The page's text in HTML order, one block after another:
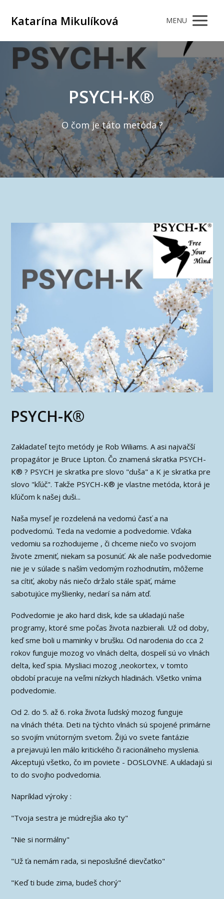
Katarína Mikulíková MENU
PSYCH-K®
O čom je táto metóda ?
PSYCH-K®
Zakladateľ tejto metódy je Rob Wiliams. A asi najväčší
propagátor je Bruce Lipton. Čo znamená skratka PSYCH-
K® ? PSYCH je skratka pre slovo "duša" a K je skratka pre
slovo "kľúč". Takže PSYCH-K® je vlastne metóda, ktorá je
kľúčom k našej duši...
Naša myseľ je rozdelená na vedomú časť a na
podvedomú. Teda na vedomie a podvedomie. Vďaka
vedomiu sa rozhodujeme , či chceme niečo vo svojom
živote zmeniť, niekam sa posunúť. Ak ale naše podvedomie
nie je v súlade s naším vedomým rozhodnutím, môžeme
sa cítiť, akoby nás niečo držalo stále späť, máme
sabotujúce myšlienky, nedarí sa nám atď.
Podvedomie je ako hard disk, kde sa ukladajú naše
programy, ktoré sme počas života nazbierali. Už od doby,
keď sme boli u maminky v brušku. Od narodenia do cca 2
rokov funguje mozog vo vlnách delta, dospelí sú vo vlnách
delta, keď spia. Mysliaci mozog ,neokortex, v tomto
období pracuje na veľmi nízkych hladinách. Všetko vníma
podvedomie.
Od 2. do 5. až 6. roka života ľudský mozog funguje
na vlnách théta. Deti na týchto vlnách sú spojené primárne
so svojím vnútorným svetom. Žijú vo svete fantázie
a prejavujú len málo kritického či racionálneho myslenia.
Akceptujú všetko, čo im poviete - DOSLOVNE. A ukladajú si
to do svojho podvedomia.
Napríklad výroky :
"Tvoja sestra je múdrejšia ako ty"
"Nie si normálny"
"Už ťa nemám rada, si neposlušné dievčatko"
"Keď ti bude zima, budeš chorý"